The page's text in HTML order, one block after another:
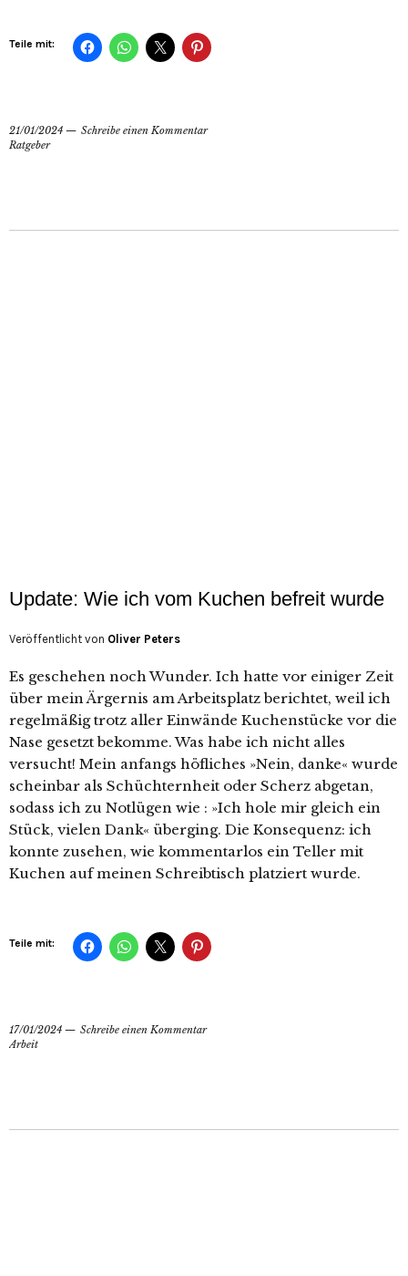
Teile mit:
21/01/2024
Schreibe einen Kommentar
Ratgeber
Update: Wie ich vom Kuchen befreit wurde
Veröffentlicht von Oliver Peters
Es geschehen noch Wunder. Ich hatte vor einiger Zeit
über mein Ärgernis am Arbeitsplatz berichtet, weil ich
regelmäßig trotz aller Einwände Kuchenstücke vor die
Nase gesetzt bekomme. Was habe ich nicht alles
versucht! Mein anfangs höfliches »Nein, danke« wurde
scheinbar als Schüchternheit oder Scherz abgetan,
sodass ich zu Notlügen wie : »Ich hole mir gleich ein
Stück, vielen Dank« überging. Die Konsequenz: ich
konnte zusehen, wie kommentarlos ein Teller mit
Kuchen auf meinen Schreibtisch platziert wurde.
Teile mit:
17/01/2024
Schreibe einen Kommentar
Arbeit